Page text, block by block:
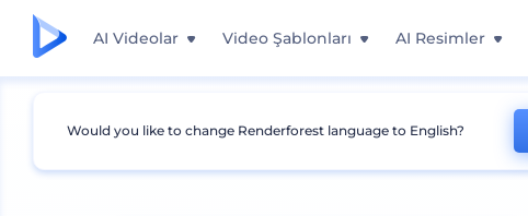
AI Videolar Video Şablonları AI Resimler
Mockuplar İç Mimari Çerçeve Mockup
Would you like to change Renderforest language to English?